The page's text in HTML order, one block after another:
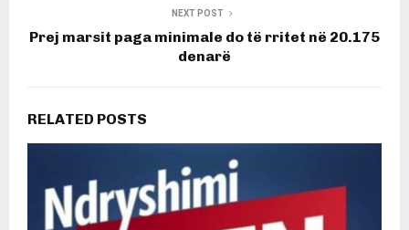
NEXT POST
Prej marsit paga minimale do të rritet në 20.175
denarë
RELATED POSTS